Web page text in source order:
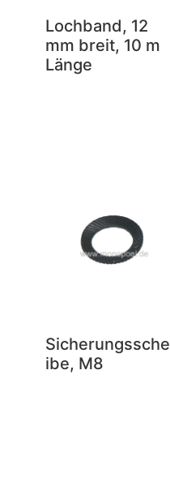
Lochband, 12
mm breit, 10 m
Länge
Sicherungssche
ibe, M8